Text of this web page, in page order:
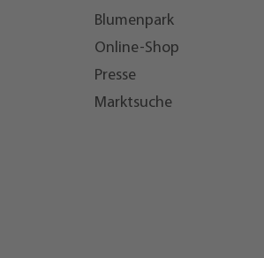
Blumenpark
Online-Shop
Presse
Marktsuche